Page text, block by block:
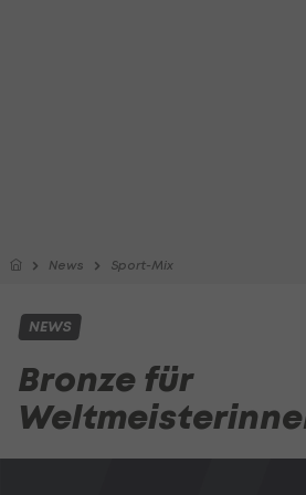
News Sport-Mix
NEWS
Bronze für